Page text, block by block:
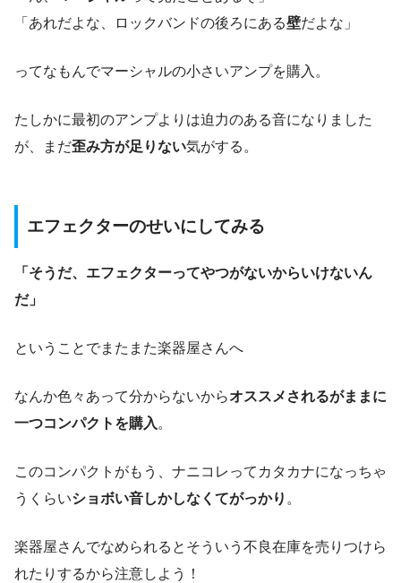
「あれだよな、ロックバンドの後ろにある壁だよな」
ってなもんでマーシャルの小さいアンプを購入。
たしかに最初のアンプよりは迫力のある音になりました
が、まだ歪み方が足りない気がする。
エフェクターのせいにしてみる
「そうだ、エフェクターってやつがないからいけないん
だ」
ということでまたまた楽器屋さんへ
なんか色々あって分からないからオススメされるがままに
一つコンパクトを購入 。
このコンパクトがもう、ナニコレってカタカナになっちゃ
うくらいショボい音しかしなくてがっかり 。
楽器屋さんでなめられるとそういう不良在庫を売りつけら
れたりするから注意しよう！